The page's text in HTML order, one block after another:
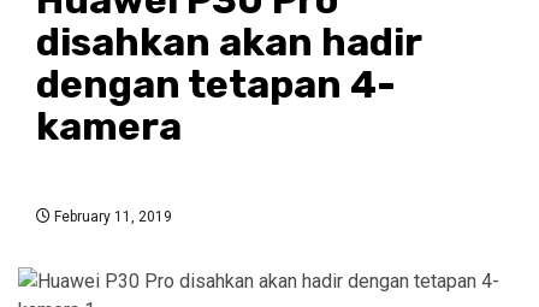
disahkan akan hadir
dengan tetapan 4-
kamera
February 11, 2019